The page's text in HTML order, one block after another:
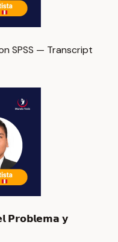
SPSS — Transcript
𝗣𝗿𝗼𝗯𝗹𝗲𝗺𝗮 𝘆